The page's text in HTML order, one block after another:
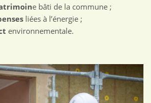
e bâti de la commune ;
liées à l’énergie ;
environnementale.